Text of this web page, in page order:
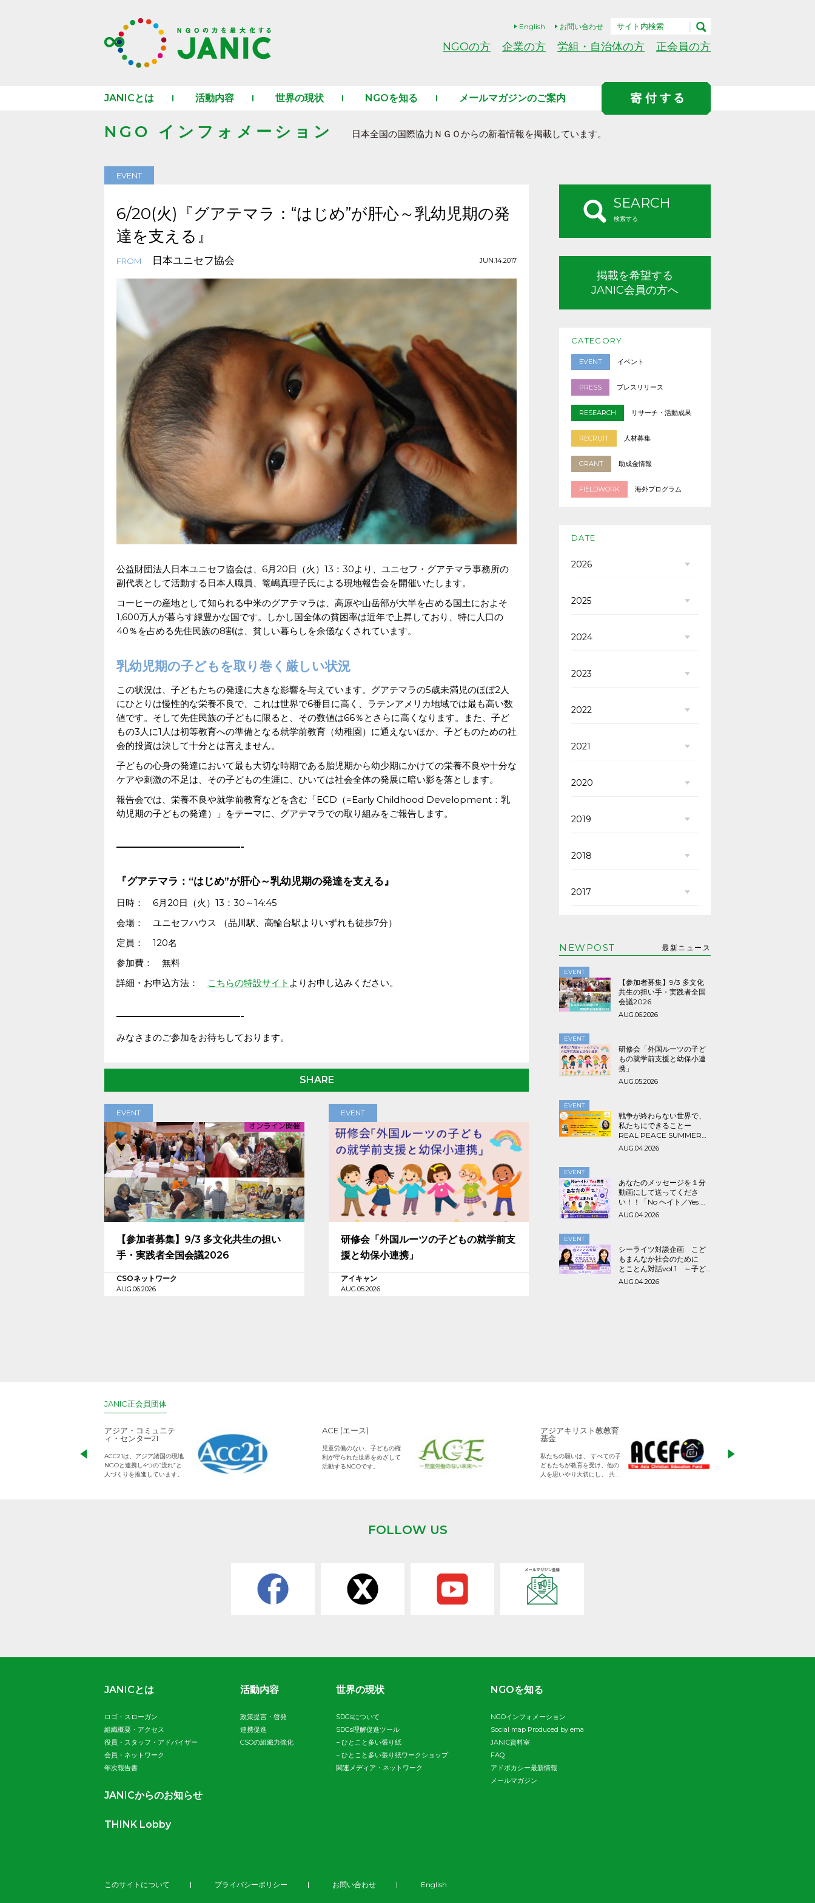
English お問い合わせ
NGOの方 企業の方 労組・自治体の方 正会員の方
JANICとは 活動内容 世界の現状 NGOを知る メールマガジンのご案内
NGO インフォメーション 日本全国の国際協力ＮＧＯからの新着情報を掲載しています。
EVENT
6/20(火)『グアテマラ：“はじめ”が肝心～乳幼児期の発
達を支える』
FROM 日本ユニセフ協会 JUN.14.2017
公益財団法人日本ユニセフ協会は、6月20日（火）13：30より、ユニセフ・グアテマラ事務所の
副代表として活動する日本人職員、篭嶋真理子氏による現地報告会を開催いたします。
コーヒーの産地として知られる中米のグアテマラは、高原や山岳部が大半を占める国土におよそ
1,600万人が暮らす緑豊かな国です。しかし国全体の貧困率は近年で上昇しており、特に人口の
40％を占める先住民族の8割は、貧しい暮らしを余儀なくされています。
乳幼児期の子どもを取り巻く厳しい状況
この状況は、子どもたちの発達に大きな影響を与えています。グアテマラの5歳未満児のほぼ2人
にひとりは慢性的な栄養不良で、これは世界で6番目に高く、ラテンアメリカ地域では最も高い数
値です。そして先住民族の子どもに限ると、その数値は66％とさらに高くなります。また、子ど
もの3人に1人は初等教育への準備となる就学前教育（幼稚園）に通えないほか、子どものための社
会的投資は決して十分とは言えません。
子どもの心身の発達において最も大切な時期である胎児期から幼少期にかけての栄養不良や十分な
ケアや刺激の不足は、その子どもの生涯に、ひいては社会全体の発展に暗い影を落とします。
報告会では、栄養不良や就学前教育などを含む「ECD（=Early Childhood Development：乳
幼児期の子どもの発達）」をテーマに、グアテマラでの取り組みをご報告します。
————————————-
『グアテマラ：“はじめ”が肝心～乳幼児期の発達を支える』
日時： 6月20日（火）13：30～14:45
会場： ユニセフハウス （品川駅、高輪台駅よりいずれも徒歩7分）
定員： 120名
参加費： 無料
詳細・お申込方法：
こちらの特設サイト よりお申し込みください。
————————————-
みなさまのご参加をお待ちしております。
SHARE
EVENT
【参加者募集】9/3 多文化共生の担い
手・実践者全国会議2026
CSOネットワーク
AUG.06.2026
EVENT
研修会「外国ルーツの子どもの就学前支
援と幼保小連携」
アイキャン
AUG.05.2026
SEARCH
検索する
掲載を希望する
JANIC会員の方へ
CATEGORY
EVENT イベント
PRESS プレスリリース
RESEARCH リサーチ・活動成果
RECRUIT 人材募集
GRANT 助成金情報
FIELDWORK 海外プログラム
DATE
2026
2025
2024
2023
2022
2021
2020
2019
2018
2017
NEWPOST 最新ニュース
EVENT
【参加者募集】9/3 多文化
共生の担い手・実践者全国
会議2026
AUG.06.2026
EVENT
研修会「外国ルーツの子ど
もの就学前支援と幼保小連
携」
AUG.05.2026
EVENT
戦争が終わらない世界で、
私たちにできることー
REAL PEACE SUMMER
2026
AUG.04.2026
EVENT
あなたのメッセージを１分
動画にして送ってくださ
い！！「No ヘイト／Yes 共
生～みんなでつくる海外ル
AUG.04.2026
EVENT
シーライツ対談企画 こど
もまんなか社会のために
とことん対話vol.1 ～子ど
もが一人の人間として大切
AUG.04.2026
JANIC正会員団体
アジア・コミュニテ
ィ・センター21
ACC21は、アジア諸国の現地
NGOと連携し4つの“流れ”と
人づくりを推進しています。
ACE (エース)
児童労働のない、子どもの権
利が守られた世界をめざして
活動するNGOです。
アジアキリスト教教育
基金
私たちの願いは、 すべての子
どもたちが教育を受け、他の
人を思いやり大切にし、 共に
FOLLOW US
JANICとは
ロゴ・スローガン
組織概要・アクセス
役員・スタッフ・アドバイザー
会員・ネットワーク
年次報告書
活動内容
政策提言・啓発
連携促進
CSOの組織力強化
世界の現状
SDGsについて
SDGs理解促進ツール
− ひとこと多い張り紙
− ひとこと多い張り紙ワークショップ
関連メディア・ネットワーク
NGOを知る
NGOインフォメーション
Social map Produced by ema
JANIC資料室
FAQ
アドボカシー最新情報
メールマガジン
JANICからのお知らせ
THINK Lobby
このサイトについて プライバシーポリシー お問い合わせ English